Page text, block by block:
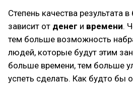
Степень качества результата
зависит от денег и времени.
тем больше возможность
людей, которые будут этим
больше времени, тем больше
успеть сделать. Как будто бы